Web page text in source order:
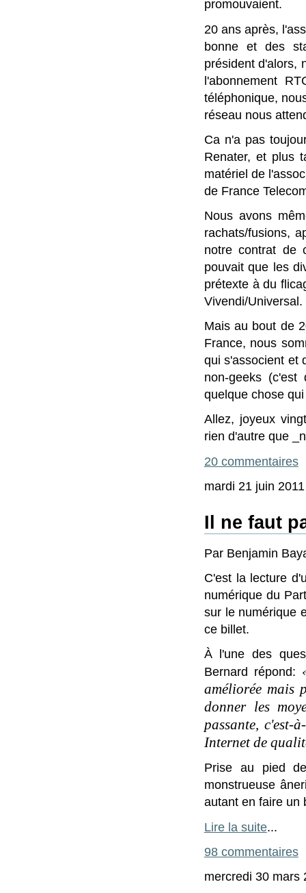
promouvaient.
20 ans après,
bonne et des
président d'alors,
l'abonnement
téléphonique,
réseau nous
Ca n'a pas
Renater, et plus
matériel de
de France
Nous avons
rachats/fusions,
notre contrat de
pouvait que les
prétexte à du
Vivendi/Universal.
Mais au bout de
France, nous
qui s'associent et
non-geeks
quelque chose
Allez, joyeux
rien d'autre que
20 commentaires
mardi 21 juin 2011
Il ne faut
Par Benjamin
C'est la lecture
numérique du
sur le numérique
ce billet.
À l'une des
Bernard répond:
améliorée mais
donner les
passante, c'est-
Internet de
Prise au pied
monstrueuse
autant en faire un
Lire la suite...
98 commentaires
mercredi 30 mars